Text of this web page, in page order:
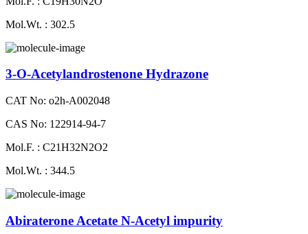
Mol.Wt. : 302.5
3-O-Acetylandrostenone Hydrazone
CAT No: o2h-A002048
CAS No: 122914-94-7
Mol.F. : C21H32N2O2
Mol.Wt. : 344.5
Abiraterone Acetate N-Acetyl impurity